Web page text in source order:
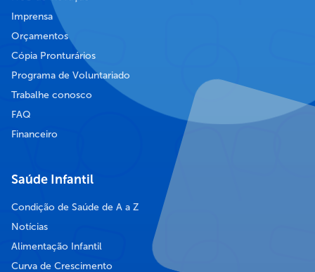
Imprensa
Orçamentos
Cópia Pronturários
Programa de Voluntariado
Trabalhe conosco
FAQ
Financeiro
Saúde Infantil
Condição de Saúde de A a Z
Notícias
Alimentação Infantil
Curva de Crescimento